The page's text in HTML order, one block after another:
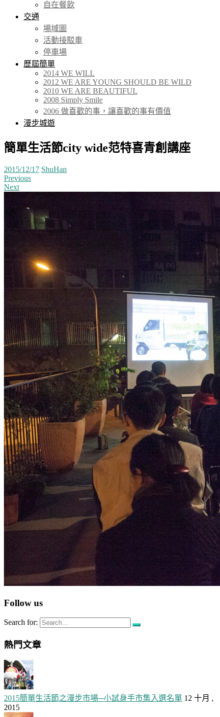
自在餐飲
交通
場域圖
活動接駁車
停車場
歷屆簡單
2014 WE WILL
2012 WE ARE YOUNG SHOULD BE WILD
2010 WE ARE BEAUTIFUL
2008 Simply Smile
2006 做喜歡的事，讓喜歡的事有價值
漫步城遊
簡單生活節city wide范特喜青創講座
2015/12/17 ShuHan
Previous
Next
Follow us
Search for:
熱門文章
2015簡單生活節之漫步市場─小試身手市集入選名單 12 十月 ,
2015